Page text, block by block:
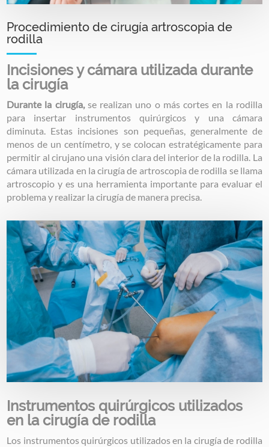
Procedimiento de cirugía artroscopia de
rodilla
Incisiones y cámara utilizada durante
la cirugía
Durante la cirugía,se realizan uno o más cortes en la rodilla
para insertar instrumentos quirúrgicos y una cámara
diminuta. Estas incisiones son pequeñas, generalmente de
menos de un centímetro, y se colocan estratégicamente para
permitir al cirujano una visión clara del interior de la rodilla. La
cámara utilizada en la cirugía de artroscopia de rodilla se llama
artroscopio y es una herramienta importante para evaluar el
problema y realizar la cirugía de manera precisa.
Image
Instrumentos quirúrgicos utilizados
en la cirugía de rodilla
Los instrumentos quirúrgicos utilizados en la cirugía de rodilla